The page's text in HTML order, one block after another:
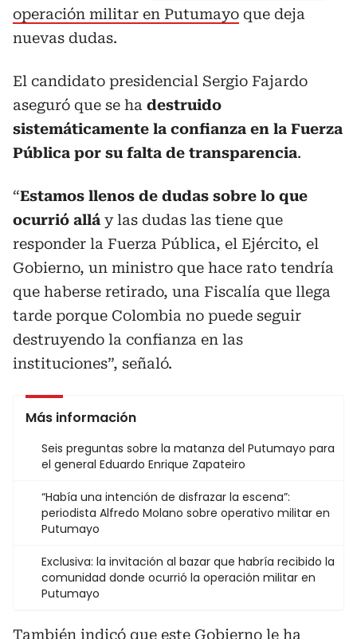
operación militar en Putumayo que deja
nuevas dudas.
El candidato presidencial Sergio Fajardo
aseguró que se ha destruido
sistemáticamente la confianza en la Fuerza
Pública por su falta de transparencia.
“Estamos llenos de dudas sobre lo que
ocurrió allá y las dudas las tiene que
responder la Fuerza Pública, el Ejército, el
Gobierno, un ministro que hace rato tendría
que haberse retirado, una Fiscalía que llega
tarde porque Colombia no puede seguir
destruyendo la confianza en las
instituciones”, señaló.
Más información
Seis preguntas sobre la matanza del Putumayo para
el general Eduardo Enrique Zapateiro
“Había una intención de disfrazar la escena”:
periodista Alfredo Molano sobre operativo militar en
Putumayo
Exclusiva: la invitación al bazar que habría recibido la
comunidad donde ocurrió la operación militar en
Putumayo
También indicó que este Gobierno le ha